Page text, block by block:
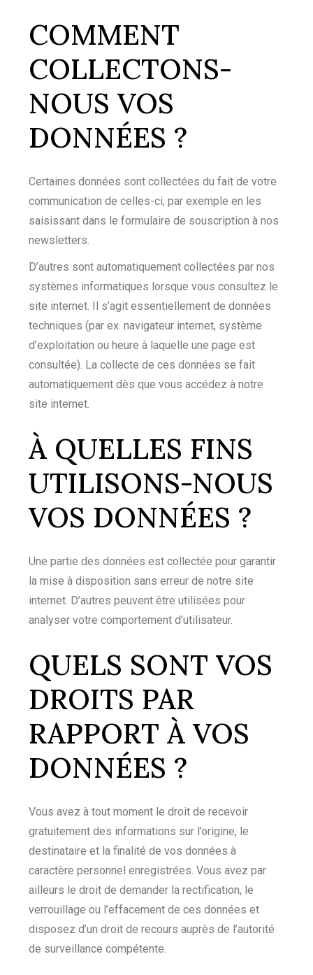
COMMENT
COLLECTONS-
NOUS VOS
DONNÉES ?
Certaines données sont collectées du fait de votre
communication de celles-ci, par exemple en les
saisissant dans le formulaire de souscription à nos
newsletters.
D’autres sont automatiquement collectées par nos
systèmes informatiques lorsque vous consultez le
site internet. Il s’agit essentiellement de données
techniques (par ex. navigateur internet, système
d’exploitation ou heure à laquelle une page est
consultée). La collecte de ces données se fait
automatiquement dès que vous accédez à notre
site internet.
À QUELLES FINS
UTILISONS-NOUS
VOS DONNÉES ?
Une partie des données est collectée pour garantir
la mise à disposition sans erreur de notre site
internet. D’autres peuvent être utilisées pour
analyser votre comportement d’utilisateur.
QUELS SONT VOS
DROITS PAR
RAPPORT À VOS
DONNÉES ?
Vous avez à tout moment le droit de recevoir
gratuitement des informations sur l’origine, le
destinataire et la finalité de vos données à
caractère personnel enregistrées. Vous avez par
ailleurs le droit de demander la rectification, le
verrouillage ou l’effacement de ces données et
disposez d’un droit de recours auprès de l’autorité
de surveillance compétente.